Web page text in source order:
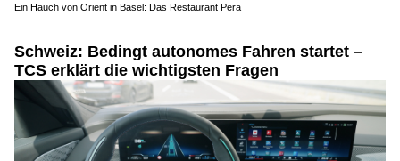
Ein Hauch von Orient in Basel: Das Restaurant Pera
Schweiz: Bedingt autonomes Fahren startet –
TCS erklärt die wichtigsten Fragen